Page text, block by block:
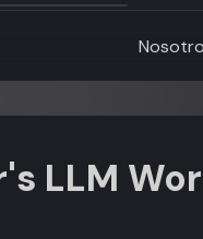
LLM